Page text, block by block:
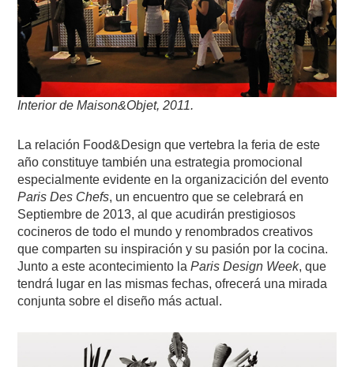
Interior de Maison&Objet, 2011.
La relación Food&Design que vertebra la feria de este
año constituye también una estrategia promocional
especialmente evidente en la organizacición del evento
Paris Des Chefs, un encuentro que se celebrará en
Septiembre de 2013, al que acudirán prestigiosos
cocineros de todo el mundo y renombrados creativos
que comparten su inspiración y su pasión por la cocina.
Junto a este acontecimiento laParis Design Week, que
tendrá lugar en las mismas fechas, ofrecerá una mirada
conjunta sobre el diseño más actual.